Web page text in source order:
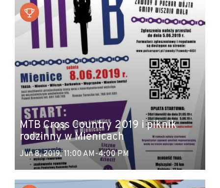
MTB Cross Country 2019 i piknik
rodzinny w Mienicach
Jun 8, 2019, 11:00 AM-4:00 PM